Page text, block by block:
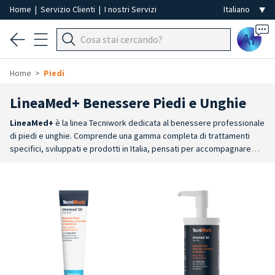
Home | Servizio Clienti | I nostri Servizi
Ai
Home Piedi
LineaMed+ Benessere Piedi e Unghie
LineaMed+ è la linea Tecniwork dedicata al benessere professionale
di piedi e unghie. Comprende una gamma completa di trattamenti
specifici, sviluppati e prodotti in Italia, pensati per accompagnare
piedi caldi e altre esigenze dedicate al benessere del
Routine completa
pediluvio, scrub piedi e gambe, creme, emulsioni, gel e trattamenti
specifici per preparare, trattare e mantenere il benessere della pelle
e delle unghie.
: disponibili prodotti
professionali per i trattamenti in cabina e referenze dedicate alla